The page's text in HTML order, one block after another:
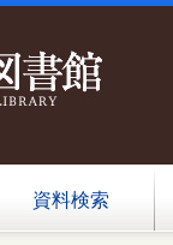
資料検索